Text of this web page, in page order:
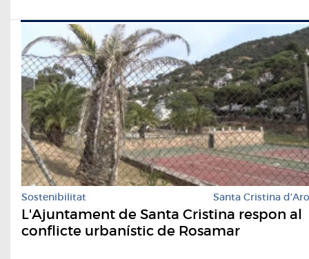
Sostenibilitat Santa Cristina d'Aro
L'Ajuntament de Santa Cristina respon al
conflicte urbanístic de Rosamar